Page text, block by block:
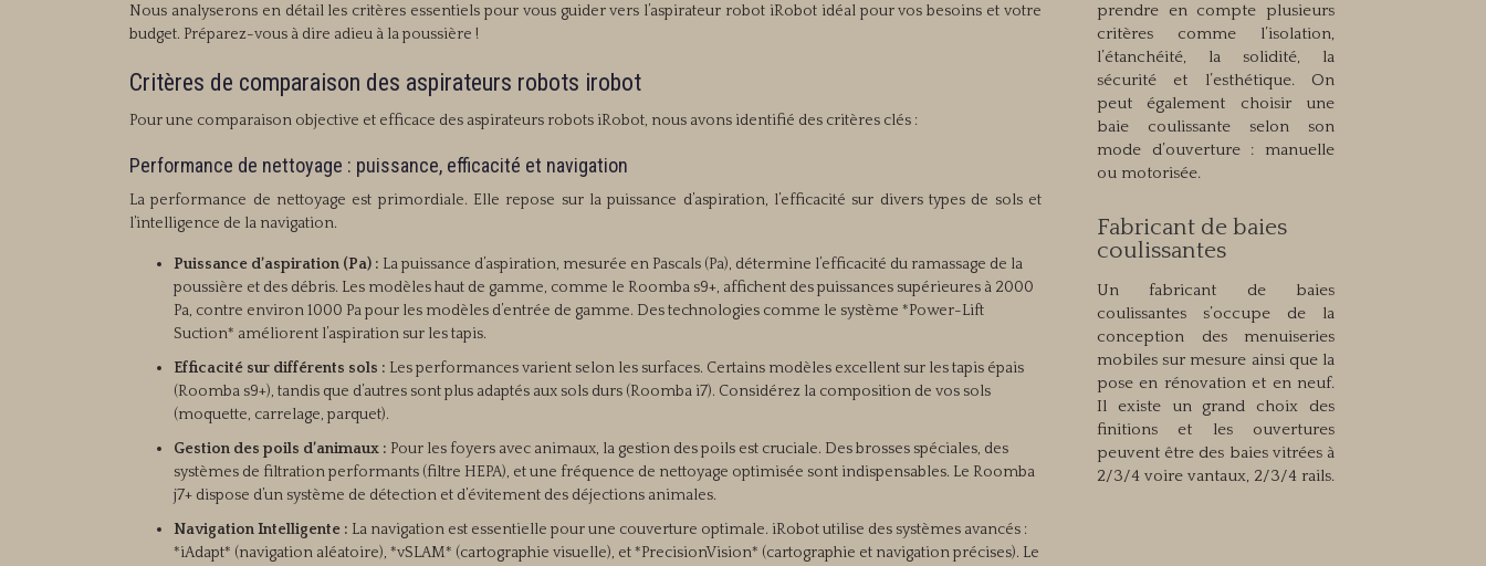
Nous analyserons en détail les critères essentiels pour vous guider vers l’aspirateur robot iRobot idéal pour vos besoins et votre
budget. Préparez-vous à dire adieu à la poussière !
Critères de comparaison des aspirateurs robots irobot
Pour une comparaison objective et efficace des aspirateurs robots iRobot, nous avons identifié des critères clés :
Performance de nettoyage : puissance, efficacité et navigation
La performance de nettoyage est primordiale. Elle repose sur la puissance d’aspiration, l’efficacité sur divers types de sols et
l’intelligence de la navigation.
Puissance d’aspiration (Pa) : La puissance d’aspiration, mesurée en Pascals (Pa), détermine l’efficacité du ramassage de la
poussière et des débris. Les modèles haut de gamme, comme le Roomba s9+, affichent des puissances supérieures à 2000
Pa, contre environ 1000 Pa pour les modèles d’entrée de gamme. Des technologies comme le système *Power-Lift
Suction* améliorent l’aspiration sur les tapis.
Efficacité sur différents sols : Les performances varient selon les surfaces. Certains modèles excellent sur les tapis épais
(Roomba s9+), tandis que d’autres sont plus adaptés aux sols durs (Roomba i7). Considérez la composition de vos sols
(moquette, carrelage, parquet).
Gestion des poils d’animaux : Pour les foyers avec animaux, la gestion des poils est cruciale. Des brosses spéciales, des
systèmes de filtration performants (filtre HEPA), et une fréquence de nettoyage optimisée sont indispensables. Le Roomba
j7+ dispose d’un système de détection et d’évitement des déjections animales.
Navigation Intelligente : La navigation est essentielle pour une couverture optimale. iRobot utilise des systèmes avancés :
*iAdapt* (navigation aléatoire), *vSLAM* (cartographie visuelle), et *PrecisionVision* (cartographie et navigation précises). Le
prendre en compte plusieurs
critères comme l’isolation,
l’étanchéité, la solidité, la
sécurité et l’esthétique. On
peut également choisir une
baie coulissante selon son
mode d’ouverture : manuelle
ou motorisée.
Fabricant de baies
coulissantes
Un fabricant de baies
coulissantes s’occupe de la
conception des menuiseries
mobiles sur mesure ainsi que la
pose en rénovation et en neuf.
Il existe un grand choix des
finitions et les ouvertures
peuvent être des baies vitrées à
2/3/4 voire vantaux, 2/3/4 rails.